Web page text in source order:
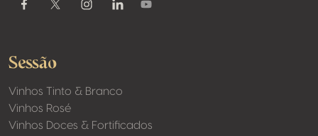
FacebookTwitter / XInstagramLinkedinYoutube
Sessão
Vinhos Tinto & Branco
Vinhos Rosé
Vinhos Doces & Fortificados